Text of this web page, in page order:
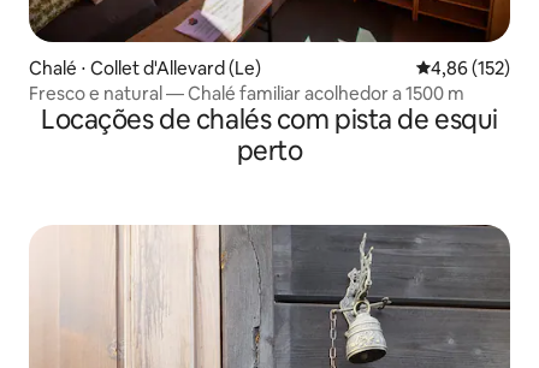
Chalé ⋅ Collet d'Allevard (Le) 4,86 de uma
4,86 (152)
Fresco e natural — Chalé familiar acolhedor a 1500 m
Locações de chalés com pista de esqui
perto